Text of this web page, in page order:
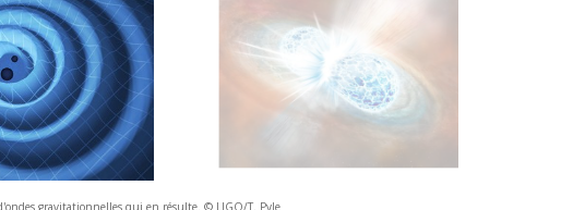
gravitationnelles qui en résulte. © LIGO/T. Pyle